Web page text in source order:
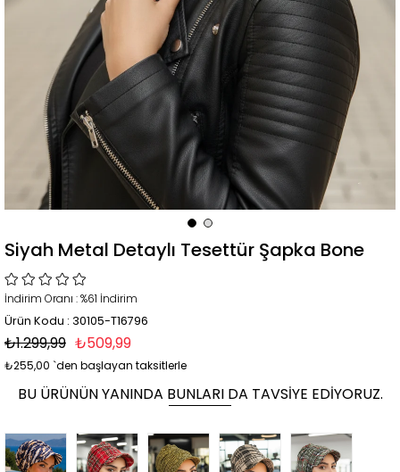
Siyah Metal Detaylı Tesettür Şapka Bone
İndirim Oranı :%61 İndirim
Ürün Kodu : 30105-T16796
₺1.299,99 ₺509,99
₺255,00 `den başlayan taksitlerle
BU ÜRÜNÜN YANINDA BUNLARI DA TAVSIYE EDIYORUZ.